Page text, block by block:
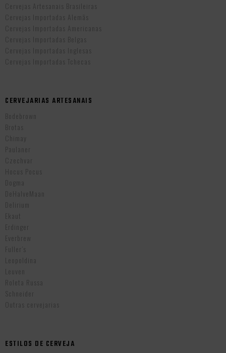
Cervejas Artesanais Brasileiras
Cervejas Importadas Alemãs
Cervejas Importadas Americanas
Cervejas Importadas Belgas
Cervejas Importadas Inglesas
Cervejas Importadas Tchecas
CERVEJARIAS ARTESANAIS
Bodebrown
Brotas
Chimay
Paulaner
Czechvar
Hocus Pocus
Dogma
DeHalveMaan
Delirium
Ekaut
Erdinger
Everbrew
Fuller’s
Leopoldina
Leuven
Roleta Russa
Schneider
Outras cervejarias
ESTILOS DE CERVEJA